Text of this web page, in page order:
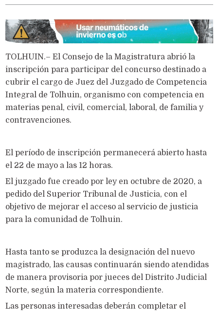
TOLHUIN.– El Consejo de la Magistratura abrió la
inscripción para participar del concurso destinado a
cubrir el cargo de Juez del Juzgado de Competencia
Integral de Tolhuin, organismo con competencia en
materias penal, civil, comercial, laboral, de familia y
contravenciones.
El período de inscripción permanecerá abierto hasta
el 22 de mayo a las 12 horas.
El juzgado fue creado por ley en octubre de 2020, a
pedido del Superior Tribunal de Justicia, con el
objetivo de mejorar el acceso al servicio de justicia
para la comunidad de Tolhuin.
Hasta tanto se produzca la designación del nuevo
magistrado, las causas continuarán siendo atendidas
de manera provisoria por jueces del Distrito Judicial
Norte, según la materia correspondiente.
Las personas interesadas deberán completar el